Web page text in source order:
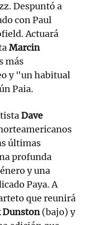
Despuntó a
con Paul
Actuará
Marcin
más
y "un habitual
Paia.
Dave
últimas
profunda
y una
Paya. A
que reunirá
Dunston(bajo) y